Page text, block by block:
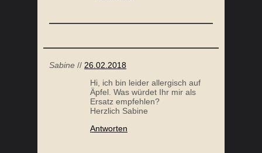
KOKOS PORRIDGE
Sabine // 26.02.2018
Hi, ich bin leider allergisch auf
Äpfel. Was würdet Ihr mir als
Ersatz empfehlen?
Herzlich Sabine
Antworten